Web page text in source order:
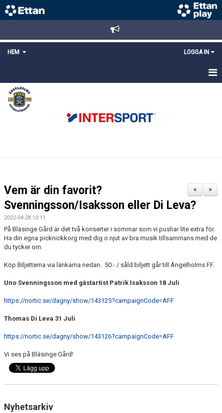
HEM LOGGA IN
STARTSIDA
NYHETER
LÄNKAR
MEDLEMS OCH TRÄNINGSAVGIFTER
>
<
Vem är din favorit?
Svenningsson/Isaksson eller Di Leva?
2022-04-28 10:11
På Bläsinge Gård är det två konserter i sommar som vi pushar lite extra för.
Ha din egna picknickkorg med dig o njut av bra musik tillsammans med de
du tycker om.
Köp Biljetterna via länkarna nedan. 50:- / såld biljett går till Ängelholms FF.
Uno Svenningsson med gästartist Patrik Isaksson 18 Juli
https://nortic.se/dagny/show/143125?campaignCode=AFF
Thomas Di Leva 31 Juli
https://nortic.se/dagny/show/143126?campaignCode=AFF
Vi ses på Bläsinge Gård!
Nyhetsarkiv